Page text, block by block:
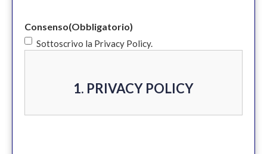
Consenso(Obbligatorio)
Sottoscrivo la Privacy Policy.
1. PRIVACY POLICY